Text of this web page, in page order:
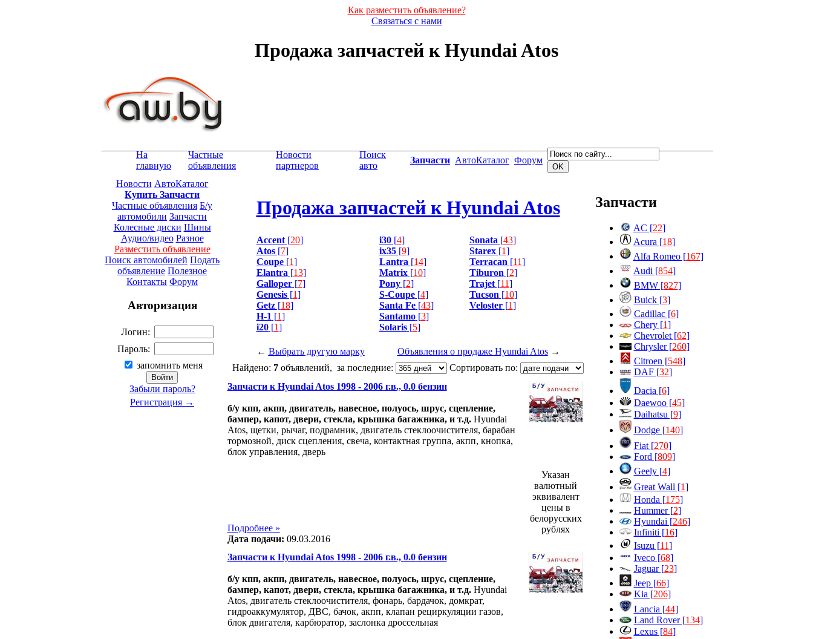
Как разместить объявление?
Связаться с нами
Продажа запчастей к Hyundai Atos
На
главную
Частные
объявления
Новости
партнеров
Поиск
авто
Запчасти АвтоКаталог Форум
Новости АвтоКаталог
Купить Запчасти
Частные объявления Б/у
автомобили Запчасти
Колесные диски Шины
Аудио/видео Разное
Разместить объявление
Поиск автомобилей Подать
объявление Полезное
Контакты Форум
Авторизация
Логин:
Пароль:
запомнить меня
Забыли пароль?
Регистрация →
Продажа запчастей к Hyundai Atos
Accent[20]
Atos[7]
Coupe[1]
Elantra [13]
Galloper[7]
Genesis[1]
Getz[18]
H-1 [1]
i20[1]
i30[4]
ix35[9]
Lantra [14]
Matrix[10]
Pony[2]
S-Coupe[4]
Santa Fe[43]
Santamo[3]
Solaris[5]
Sonata [43]
Starex[1]
Terracan [11]
Tiburon [2]
Trajet[11]
Tucson [10]
Veloster[1]
← Выбрать другую марку Объявления о продаже Hyundai Atos→
Найдено: 7 объявлений, за последние:
Сортировать по:
Запчасти к Hyundai Atos 1998 - 2006 г.в., 0.0 бензин
б/у кпп, акпп, двигатель, навесное, полуось, шрус, сцепление,
бампер, капот, двери, стекла, крышка багажника, и т.д.Hyundai
Atos, щетки, рычаг, подрамник, двигатель стеклоочистителя, барабан
тормозной, диск сцепления, свеча, контактная группа, акпп, кнопка,
блок управления, дверь
Подробнее »
Дата подачи: 09.03.2016
Указан
валютный
эквивалент
цены в
белорусских
рублях
Запчасти к Hyundai Atos 1998 - 2006 г.в., 0.0 бензин
б/у кпп, акпп, двигатель, навесное, полуось, шрус, сцепление,
бампер, капот, двери, стекла, крышка багажника, и т.д.Hyundai
Atos, двигатель стеклоочистителя, фонарь, бардачок, домкрат,
гидроаккумулятор, ДВС, бачок, акпп, клапан рециркуляции газов,
блок двигателя, карбюратор, заслонка дроссельная
Запчасти
AC [22]
Acura [18]
Alfa Romeo [167]
Audi [854]
BMW [827]
Buick [3]
Cadillac [6]
Chery [1]
Chevrolet [62]
Chrysler [260]
Citroen [548]
DAF [32]
Dacia [6]
Daewoo [45]
Daihatsu [9]
Dodge [140]
Fiat [270]
Ford [809]
Geely [4]
Great Wall [1]
Honda [175]
Hummer [2]
Hyundai [246]
Infiniti [16]
Isuzu [11]
Iveco [68]
Jaguar [23]
Jeep [66]
Kia [206]
Lancia [44]
Land Rover [134]
Lexus [84]